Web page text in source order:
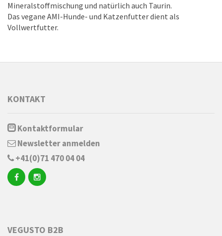
Mineralstoffmischung und natürlich auch Taurin.
Das vegane AMI-Hunde- und Katzenfutter dient als
Vollwertfutter.
KONTAKT
Kontaktformular
Newsletter anmelden
+41(0)71 470 04 04
VEGUSTO B2B